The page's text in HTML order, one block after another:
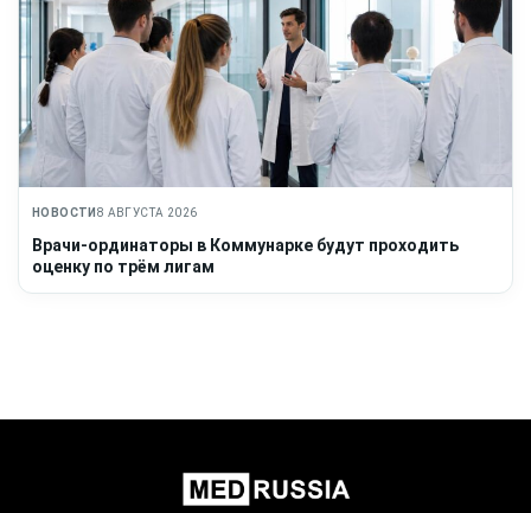
НОВОСТИ 8 АВГУСТА 2026
Врачи-ординаторы в Коммунарке будут проходить
оценку по трём лигам